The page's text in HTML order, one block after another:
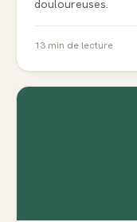
douloureuses.
13 min de lecture